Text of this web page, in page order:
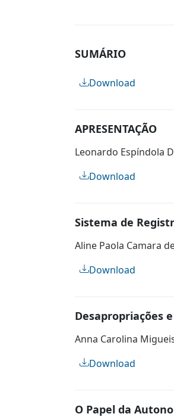
SUMÁRIO
Download
APRESENTAÇÃO
Leonardo Espíndola
Download
Sistema de
Aline Paola Camara
Download
Desapropriações
Anna Carolina
Download
O Papel da